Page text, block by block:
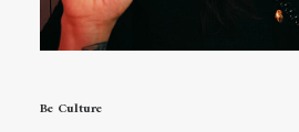
Be Culture